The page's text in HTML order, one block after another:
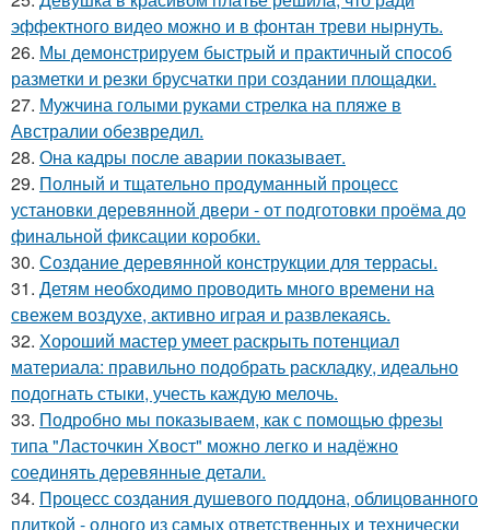
эффектного видео можно и в фонтан треви нырнуть.
26. Мы демонстрируем быстрый и практичный способ
разметки и резки брусчатки при создании площадки.
27. Мужчина голыми руками стрелка на пляже в
Австралии обезвредил.
28. Она кадры после аварии показывает.
29. Полный и тщательно продуманный процесс
установки деревянной двери - от подготовки проёма до
финальной фиксации коробки.
30. Создание деревянной конструкции для террасы.
31. Детям необходимо проводить много времени на
свежем воздухе, активно играя и развлекаясь.
32. Хороший мастер умеет раскрыть потенциал
материала: правильно подобрать раскладку, идеально
подогнать стыки, учесть каждую мелочь.
33. Подробно мы показываем, как с помощью фрезы
типа "Ласточкин Хвост" можно легко и надёжно
соединять деревянные детали.
34. Процесс создания душевого поддона, облицованного
плиткой - одного из самых ответственных и технически